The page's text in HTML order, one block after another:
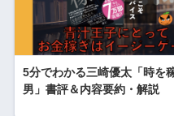
5分でわかる三崎優太「時を
男」書評＆内容要約・解説